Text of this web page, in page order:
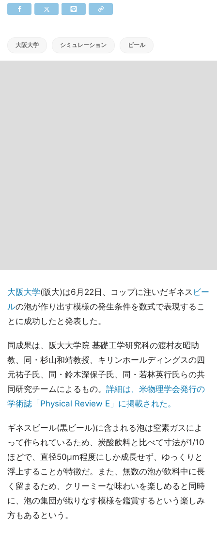
大阪大学 シミュレーション ビール
大阪大学(阪大)は6月22日、コップに注いだギネス ビー
ルの泡が作り出す模様の発生条件を数式で表現するこ
とに成功したと発表した。
同成果は、阪大大学院 基礎工学研究科の渡村友昭助
教、同・杉山和靖教授、キリンホールディングスの四
元祐子氏、同・鈴木深保子氏、同・若林英行氏らの共
同研究チームによるもの。 詳細は、米物理学会発行の
学術誌「Physical Review E」に掲載された。
ギネスビール(黒ビール)に含まれる泡は窒素ガスによ
って作られているため、炭酸飲料と比べて寸法が1/10
ほどで、直径50μm程度にしか成長せず、ゆっくりと
浮上することが特徴だ。また、無数の泡が飲料中に長
く留まるため、クリーミーな味わいを楽しめると同時
に、泡の集団が織りなす模様を鑑賞するという楽しみ
方もあるという。